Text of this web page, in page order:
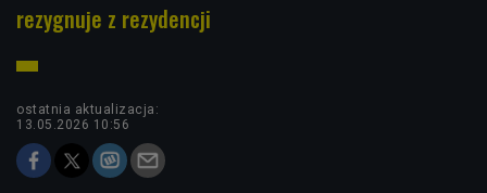
rezygnuje z rezydencji
ostatnia aktualizacja:
13.05.2026 10:56